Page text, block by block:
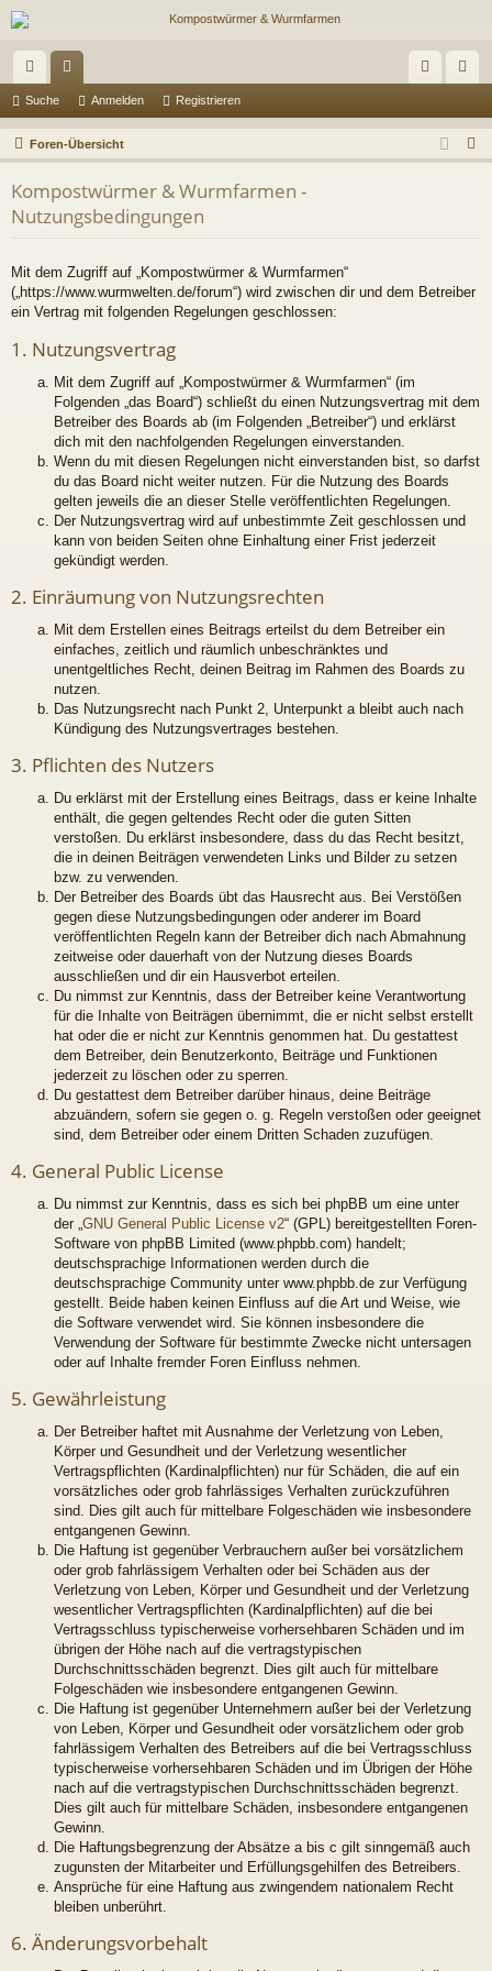
ch
ne
llz
ug
en m
el
ist
rie
Suche Anmelden Registrieren
Foren-Übersicht
u
Kompostwürmer & Wurmfarmen -
Nutzungsbedingungen
Mit dem Zugriff auf „Kompostwürmer & Wurmfarmen“
(„https://www.wurmwelten.de/forum“) wird zwischen dir und dem Betreiber
ein Vertrag mit folgenden Regelungen geschlossen:
1. Nutzungsvertrag
Mit dem Zugriff auf „Kompostwürmer & Wurmfarmen“ (im
Folgenden „das Board“) schließt du einen Nutzungsvertrag mit dem
Betreiber des Boards ab (im Folgenden „Betreiber“) und erklärst
dich mit den nachfolgenden Regelungen einverstanden.
Wenn du mit diesen Regelungen nicht einverstanden bist, so darfst
du das Board nicht weiter nutzen. Für die Nutzung des Boards
gelten jeweils die an dieser Stelle veröffentlichten Regelungen.
Der Nutzungsvertrag wird auf unbestimmte Zeit geschlossen und
kann von beiden Seiten ohne Einhaltung einer Frist jederzeit
gekündigt werden.
2. Einräumung von Nutzungsrechten
Mit dem Erstellen eines Beitrags erteilst du dem Betreiber ein
einfaches, zeitlich und räumlich unbeschränktes und
unentgeltliches Recht, deinen Beitrag im Rahmen des Boards zu
nutzen.
Das Nutzungsrecht nach Punkt 2, Unterpunkt a bleibt auch nach
Kündigung des Nutzungsvertrages bestehen.
3. Pflichten des Nutzers
Du erklärst mit der Erstellung eines Beitrags, dass er keine Inhalte
enthält, die gegen geltendes Recht oder die guten Sitten
verstoßen. Du erklärst insbesondere, dass du das Recht besitzt,
die in deinen Beiträgen verwendeten Links und Bilder zu setzen
bzw. zu verwenden.
Der Betreiber des Boards übt das Hausrecht aus. Bei Verstößen
gegen diese Nutzungsbedingungen oder anderer im Board
veröffentlichten Regeln kann der Betreiber dich nach Abmahnung
zeitweise oder dauerhaft von der Nutzung dieses Boards
ausschließen und dir ein Hausverbot erteilen.
Du nimmst zur Kenntnis, dass der Betreiber keine Verantwortung
für die Inhalte von Beiträgen übernimmt, die er nicht selbst erstellt
hat oder die er nicht zur Kenntnis genommen hat. Du gestattest
dem Betreiber, dein Benutzerkonto, Beiträge und Funktionen
jederzeit zu löschen oder zu sperren.
Du gestattest dem Betreiber darüber hinaus, deine Beiträge
abzuändern, sofern sie gegen o. g. Regeln verstoßen oder geeignet
sind, dem Betreiber oder einem Dritten Schaden zuzufügen.
4. General Public License
Du nimmst zur Kenntnis, dass es sich bei phpBB um eine unter
der „GNU General Public License v2“ (GPL) bereitgestellten Foren-
Software von phpBB Limited (www.phpbb.com) handelt;
deutschsprachige Informationen werden durch die
deutschsprachige Community unter www.phpbb.de zur Verfügung
gestellt. Beide haben keinen Einfluss auf die Art und Weise, wie
die Software verwendet wird. Sie können insbesondere die
Verwendung der Software für bestimmte Zwecke nicht untersagen
oder auf Inhalte fremder Foren Einfluss nehmen.
5. Gewährleistung
Der Betreiber haftet mit Ausnahme der Verletzung von Leben,
Körper und Gesundheit und der Verletzung wesentlicher
Vertragspflichten (Kardinalpflichten) nur für Schäden, die auf ein
vorsätzliches oder grob fahrlässiges Verhalten zurückzuführen
sind. Dies gilt auch für mittelbare Folgeschäden wie insbesondere
entgangenen Gewinn.
Die Haftung ist gegenüber Verbrauchern außer bei vorsätzlichem
oder grob fahrlässigem Verhalten oder bei Schäden aus der
Verletzung von Leben, Körper und Gesundheit und der Verletzung
wesentlicher Vertragspflichten (Kardinalpflichten) auf die bei
Vertragsschluss typischerweise vorhersehbaren Schäden und im
übrigen der Höhe nach auf die vertragstypischen
Durchschnittsschäden begrenzt. Dies gilt auch für mittelbare
Folgeschäden wie insbesondere entgangenen Gewinn.
Die Haftung ist gegenüber Unternehmern außer bei der Verletzung
von Leben, Körper und Gesundheit oder vorsätzlichem oder grob
fahrlässigem Verhalten des Betreibers auf die bei Vertragsschluss
typischerweise vorhersehbaren Schäden und im Übrigen der Höhe
nach auf die vertragstypischen Durchschnittsschäden begrenzt.
Dies gilt auch für mittelbare Schäden, insbesondere entgangenen
Gewinn.
Die Haftungsbegrenzung der Absätze a bis c gilt sinngemäß auch
zugunsten der Mitarbeiter und Erfüllungsgehilfen des Betreibers.
Ansprüche für eine Haftung aus zwingendem nationalem Recht
bleiben unberührt.
6. Änderungsvorbehalt